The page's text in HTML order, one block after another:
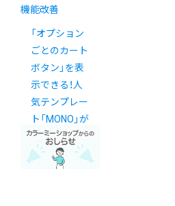
機能改善
「オプション
ごとのカート
ボタン」を表
示できる！人
気テンプレー
ト「MONO」が
進化しました